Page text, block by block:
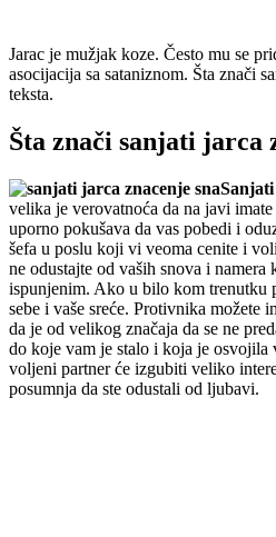
Jarac je mužjak koze. Često mu se
asocijacija sa sataniznom. Šta znači
teksta.
Šta znači sanjati jarca
velika je verovatnoća da na javi
uporno pokušava da vas pobedi i
šefa u poslu koji vi veoma cenite i
ne odustajte od vaših snova i namera
ispunjenim. Ako u bilo kom trenutku
sebe i vaše sreće. Protivnika možete
da je od velikog značaja da se ne
do koje vam je stalo i koja je osvojila
voljeni partner će izgubiti veliko
posumnja da ste odustali od ljubavi.